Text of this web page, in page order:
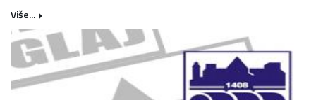
Više...